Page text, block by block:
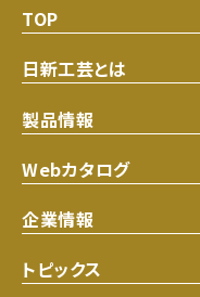
TOP
日新工芸とは
製品情報
Webカタログ
企業情報
トピックス